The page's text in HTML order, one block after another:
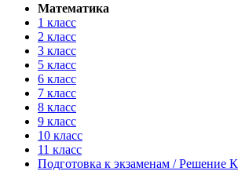
Математика
1 класс
2 класс
3 класс
5 класс
6 класс
7 класс
8 класс
9 класс
10 класс
11 класс
Подготовка к экзаменам / Решение